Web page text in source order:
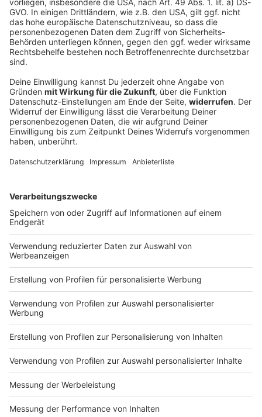
Blackout stoppt Apnoetaucher kurz vor
Tiefenrekord
Kurz vor dem Ziel wird er ohnmächtig: Apnoetaucher
Minja Marinković taucht mit einem Atemzug auf 85
Versuch nicht zählt und wie er damit umgeht.
DEINE GEMERKTEN ARTIKEL
Du hast dir noch keine Artikel gemerkt
Markiere sie hierfür mit einem
Impressum Newsletter